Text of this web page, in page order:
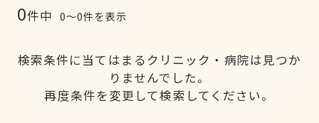
0件中 0〜0件を表示
検索条件に当てはまるクリニック・病院は見つか
りませんでした。
再度条件を変更して検索してください。